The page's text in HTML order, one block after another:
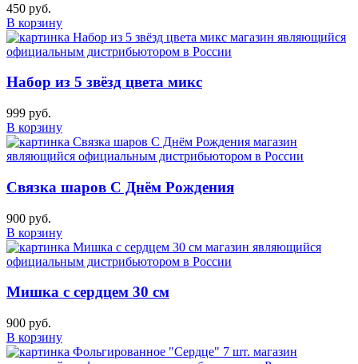
450 руб.
В корзину
Набор из 5 звёзд цвета микс
999 руб.
В корзину
Связка шаров С Днём Рождения
900 руб.
В корзину
Мишка с сердцем 30 см
900 руб.
В корзину